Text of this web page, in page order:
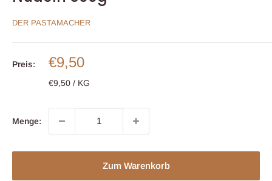
DER PASTAMACHER
Preis: Sonderpreis
€9,50
€9,50 / KG
Menge:
Zum Warenkorb